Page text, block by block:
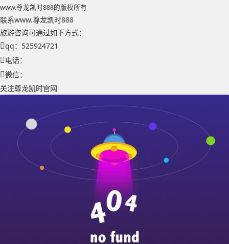
www.尊龙凯时888的版权所有
联系www.尊龙凯时888
旅游咨询可通过如下方式：
qq：525924721
电话：
微信：
关注尊龙凯时官网